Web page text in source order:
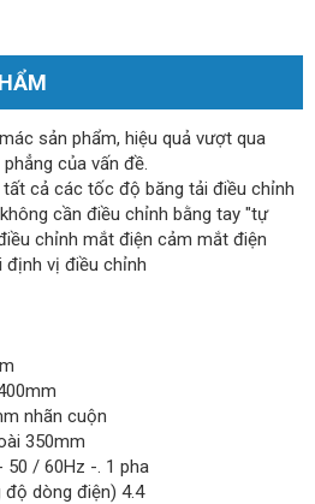
sản phẩm, hiệu quả vượt qua
của vấn đề.
cả các tốc độ băng tải điều chỉnh
cần điều chỉnh bằng tay "tự
chỉnh mắt điện cảm mắt điện
định vị điều chỉnh
nhãn cuộn
350mm
50 / 60Hz -. 1 pha
dòng điện) 4.4